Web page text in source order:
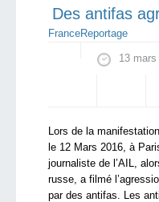
Des antifas
FranceReportage
13 mars
Lors de la
le 12 Mars 2016, à
journaliste de l’AIL,
russe, a filmé
par des antifas. Les